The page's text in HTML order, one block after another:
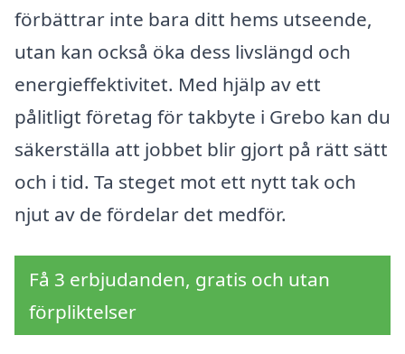
förbättrar inte bara ditt hems utseende,
utan kan också öka dess livslängd och
energieffektivitet. Med hjälp av ett
pålitligt företag för takbyte i Grebo kan du
säkerställa att jobbet blir gjort på rätt sätt
och i tid. Ta steget mot ett nytt tak och
njut av de fördelar det medför.
Få 3 erbjudanden, gratis och utan
förpliktelser